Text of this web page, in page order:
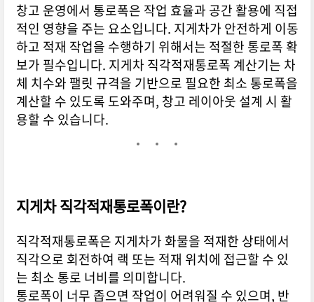
창고 운영에서 통로폭은 작업 효율과 공간 활용에 직접
적인 영향을 주는 요소입니다. 지게차가 안전하게 이동
하고 적재 작업을 수행하기 위해서는 적절한 통로폭 확
보가 필수입니다. 지게차 직각적재통로폭 계산기는 차
체 치수와 팰릿 규격을 기반으로 필요한 최소 통로폭을
계산할 수 있도록 도와주며, 창고 레이아웃 설계 시 활
용할 수 있습니다.
지게차 직각적재통로폭이란?
직각적재통로폭은 지게차가 화물을 적재한 상태에서
직각으로 회전하여 랙 또는 적재 위치에 접근할 수 있
는 최소 통로 너비를 의미합니다.
통로폭이 너무 좁으면 작업이 어려워질 수 있으며, 반